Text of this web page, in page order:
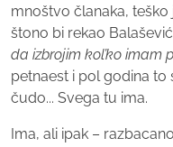
mnoštvo članaka,
štono bi rekao Balašević
da izbrojim kol’ko imam
petnaest i pol godina to
čudo... Svega tu ima.
Ima, ali ipak –